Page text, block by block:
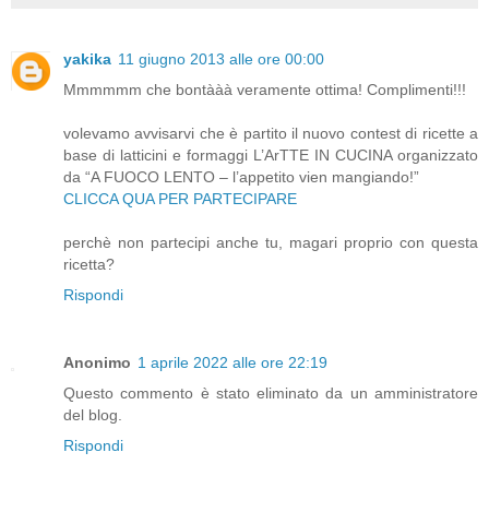
yakika 11 giugno 2013 alle ore 00:00
Mmmmmm che bontààà veramente ottima! Complimenti!!!
volevamo avvisarvi che è partito il nuovo contest di ricette a
base di latticini e formaggi L’ArTTE IN CUCINA organizzato
da “A FUOCO LENTO – l’appetito vien mangiando!”
CLICCA QUA PER PARTECIPARE
perchè non partecipi anche tu, magari proprio con questa
ricetta?
Rispondi
Anonimo 1 aprile 2022 alle ore 22:19
Questo commento è stato eliminato da un amministratore
del blog.
Rispondi